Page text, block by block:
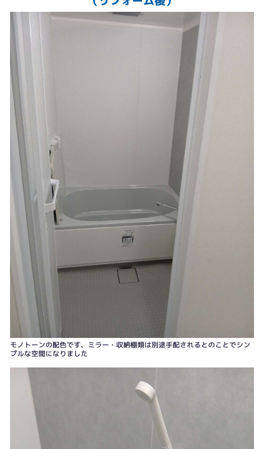
モノトーンの配色です、ミラー・収納棚類は別途手配されるとのことでシン
プルな空間になりました